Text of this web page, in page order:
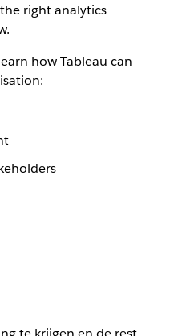
right analytics
how Tableau can